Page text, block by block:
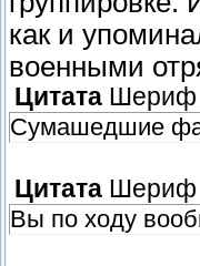
как и
военными
Цитата Шериф
Сумашедшие
Цитата Шериф
Вы по ходу